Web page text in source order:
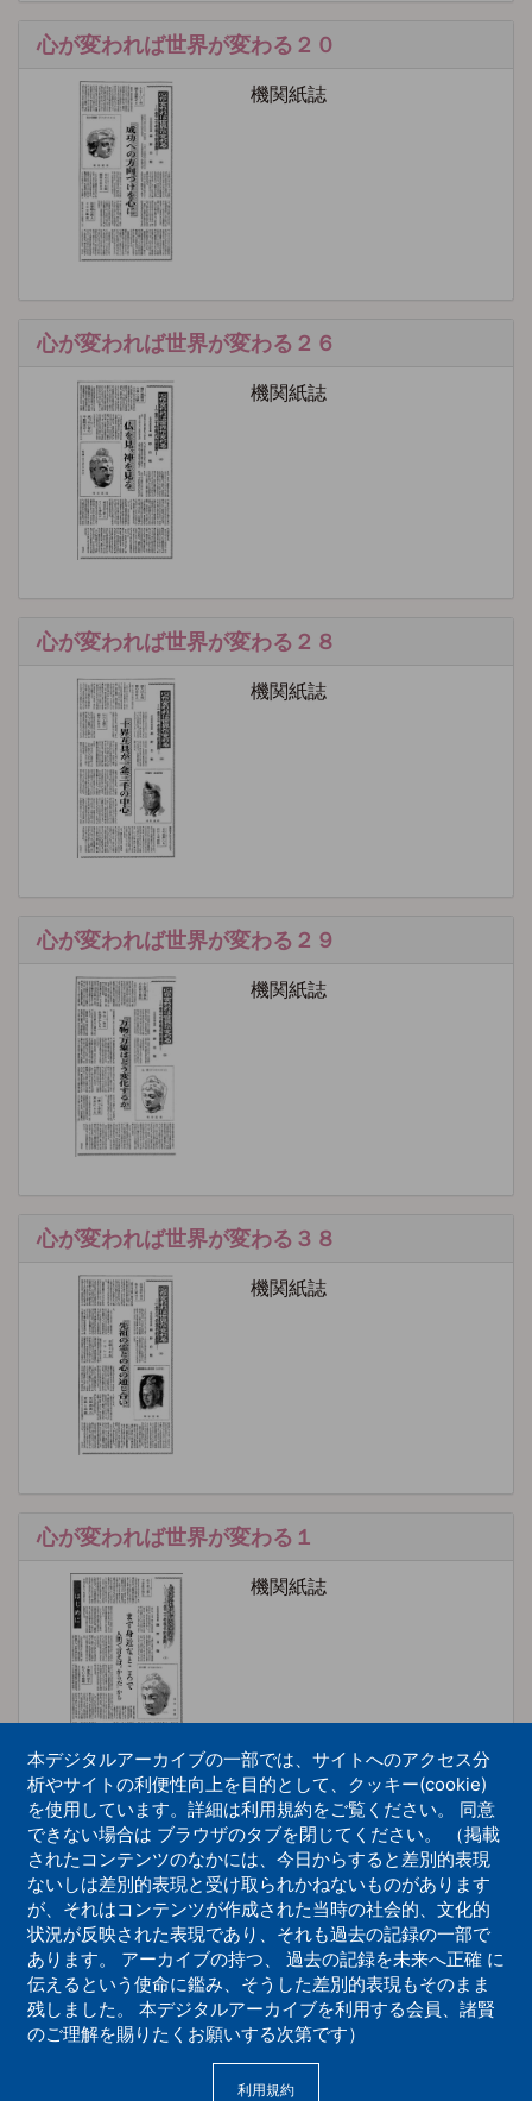
心が変われば世界が変わる２０
機関紙誌
心が変われば世界が変わる２６
機関紙誌
心が変われば世界が変わる２８
機関紙誌
心が変われば世界が変わる２９
機関紙誌
心が変われば世界が変わる３８
機関紙誌
心が変われば世界が変わる１
機関紙誌
心が変われば世界が変わる１０
機関紙誌
本デジタルアーカイブの一部では、サイトへのアクセス分
析やサイトの利便性向上を目的として、クッキー(cookie)
を使用しています。詳細は利用規約をご覧ください。 同意
できない場合は ブラウザのタブを閉じてください。 （掲載
されたコンテンツのなかには、今日からすると差別的表現
ないしは差別的表現と受け取られかねないものがあります
が、それはコンテンツが作成された当時の社会的、文化的
状況が反映された表現であり、それも過去の記録の一部で
あります。 アーカイブの持つ、 過去の記録を未来へ正確 に
伝えるという使命に鑑み、そうした差別的表現もそのまま
残しました。 本デジタルアーカイブを利用する会員、諸賢
のご理解を賜りたくお願いする次第です）
利用規約